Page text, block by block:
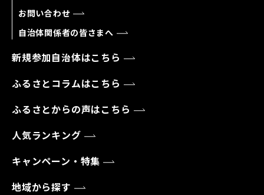
お問い合わせ
自治体関係者の皆さまへ
新規参加自治体はこちら
ふるさとコラムはこちら
ふるさとからの声はこちら
人気ランキング
キャンペーン・特集
地域から探す